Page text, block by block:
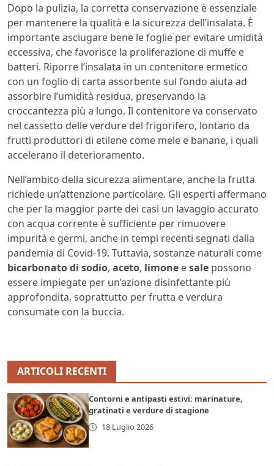
Dopo la pulizia, la corretta conservazione è essenziale
per mantenere la qualità e la sicurezza dell’insalata. È
importante asciugare bene le foglie per evitare umidità
eccessiva, che favorisce la proliferazione di muffe e
batteri. Riporre l’insalata in un contenitore ermetico
con un foglio di carta assorbente sul fondo aiuta ad
assorbire l’umidità residua, preservando la
croccantezza più a lungo. Il contenitore va conservato
nel cassetto delle verdure del frigorifero, lontano da
frutti produttori di etilene come mele e banane, i quali
accelerano il deterioramento.
Nell’ambito della sicurezza alimentare, anche la frutta
richiede un’attenzione particolare. Gli esperti affermano
che per la maggior parte dei casi un lavaggio accurato
con acqua corrente è sufficiente per rimuovere
impurità e germi, anche in tempi recenti segnati dalla
pandemia di Covid-19. Tuttavia, sostanze naturali come
bicarbonato di sodio, aceto, limone esale possono
essere impiegate per un’azione disinfettante più
approfondita, soprattutto per frutta e verdura
consumate con la buccia.
ARTICOLI RECENTI
Contorni e antipasti estivi: marinature,
gratinati e verdure di stagione
18 Luglio 2026